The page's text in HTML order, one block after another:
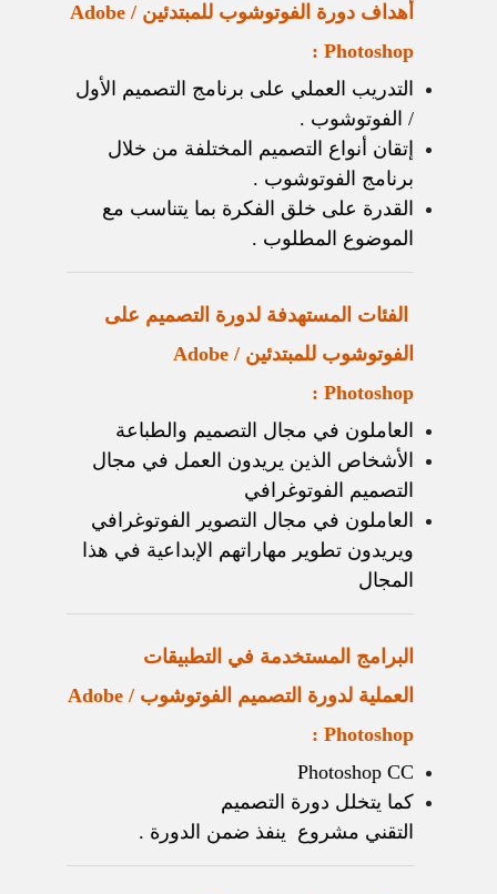
أهداف دورة الفوتوشوب للمبتدئين / Adobe
Photoshop :
التدريب العملي على برنامج التصميم الأول
/ الفوتوشوب .
إتقان أنواع التصميم المختلفة من خلال
برنامج الفوتوشوب .
القدرة على خلق الفكرة بما يتناسب مع
الموضوع المطلوب .
الفئات المستهدفة لدورة التصميم على
الفوتوشوب للمبتدئين / Adobe
Photoshop :
العاملون في مجال التصميم والطباعة
الأشخاص الذين يريدون العمل في مجال
التصميم الفوتوغرافي
العاملون في مجال التصوير الفوتوغرافي
ويريدون تطوير مهاراتهم الإبداعية في هذا
المجال
البرامج المستخدمة في التطبيقات
العملية لدورة التصميم الفوتوشوب / Adobe
Photoshop :
Photoshop CC
كما يتخلل دورة التصميم
التقني مشروع ينفذ ضمن الدورة .